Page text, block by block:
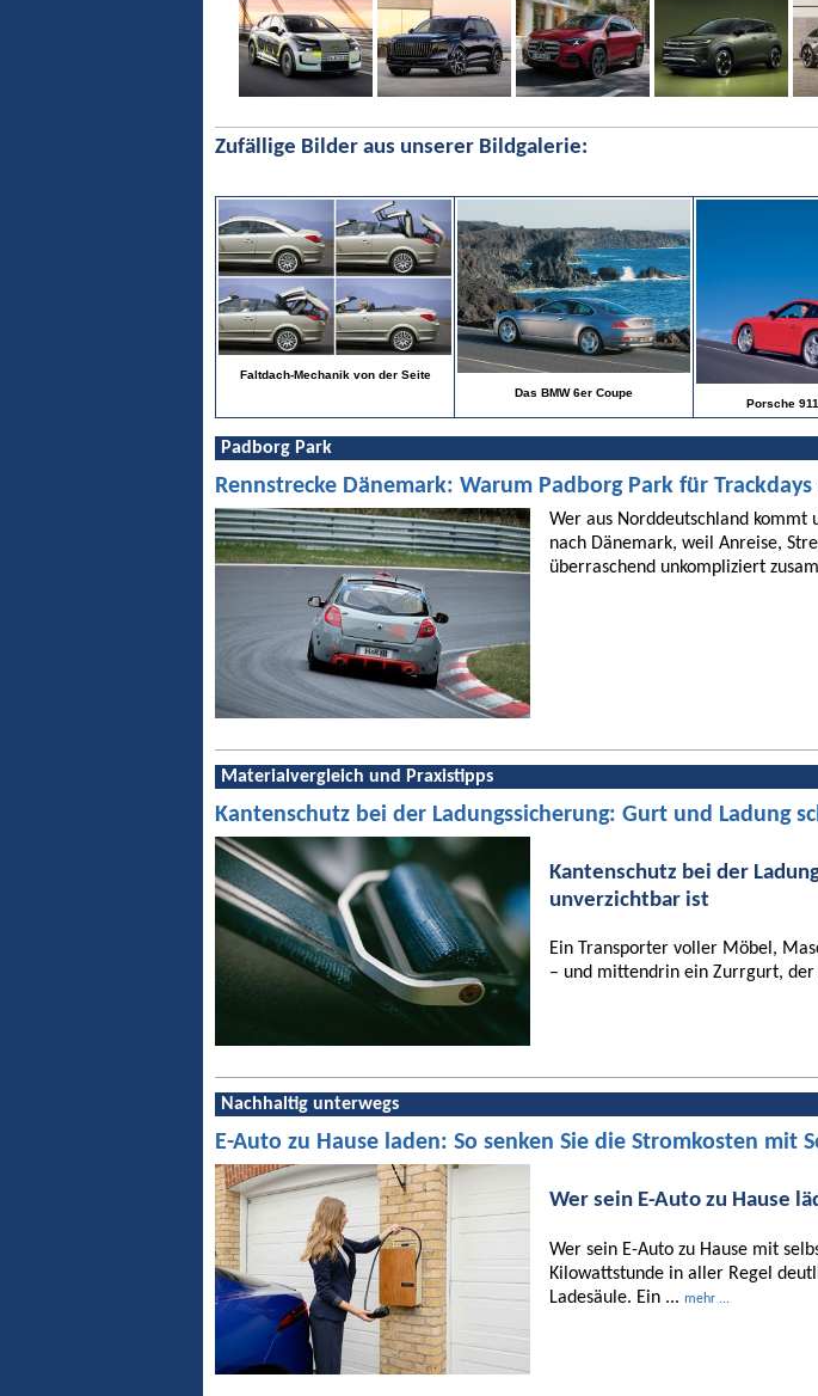
Zufällige Bilder aus unserer Bildgalerie:
Faltdach-Mechanik von der Seite
Das BMW 6er Coupe
Porsche
Padborg Park
Rennstrecke Dänemark: Warum Padborg Park für
Wer aus Norddeutschland kommt
nach Dänemark, weil Anreise,
überraschend unkompliziert
Materialvergleich und Praxistipps
Kantenschutz bei der Ladungssicherung: Gurt und Ladung
Kantenschutz bei der
unverzichtbar ist
Ein Transporter voller Möbel,
– und mittendrin ein Zurrgurt, der
Nachhaltig unterwegs
E-Auto zu Hause laden: So senken Sie die Stromkosten
Wer sein E-Auto zu Hause
Wer sein E-Auto zu Hause mit
Kilowattstunde in aller Regel
Ladesäule. Ein ... mehr ...